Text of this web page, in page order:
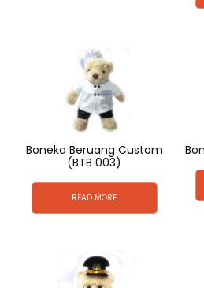
Boneka Beruang Custom
(BTB 003)
READ MORE